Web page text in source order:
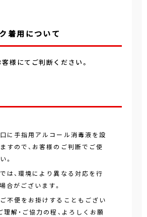
着用について
様にてご判断ください。
に手指用アルコール消毒液を設
すので、お客様のご判断でご使
。
は、環境により異なる対応を行
合がございます。
不便をお掛けすることもござい
理解・ご協力の程、よろしくお願